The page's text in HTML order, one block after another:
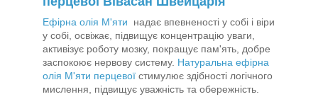
Ефірна олія М'яти надає впевненості у собі і віри
у собі, освіжає, підвищує концентрацію уваги,
активізує роботу мозку, покращує пам'ять, добре
заспокоює нервову систему. Натуральна ефірна
олія М'яти перцевої стимулює здібності логічного
мислення, підвищує уважність та обережність.